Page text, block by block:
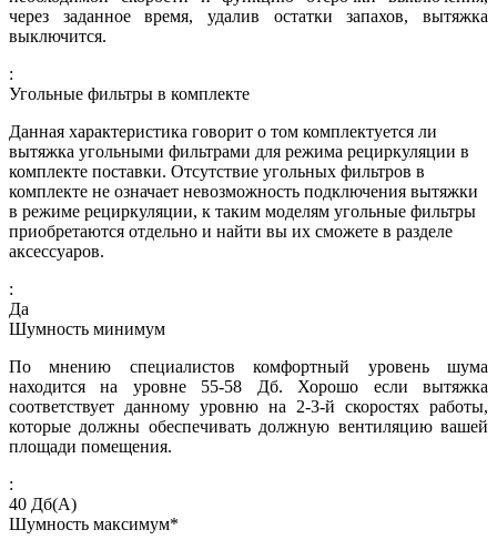
через заданное время, удалив остатки запахов, вытяжка
выключится.
:
Угольные фильтры в комплекте
Данная характеристика говорит о том комплектуется ли
вытяжка угольными фильтрами для режима рециркуляции в
комплекте поставки. Отсутствие угольных фильтров в
комплекте не означает невозможность подключения вытяжки
в режиме рециркуляции, к таким моделям угольные фильтры
приобретаются отдельно и найти вы их сможете в разделе
аксессуаров.
:
Да
Шумность минимум
По мнению специалистов комфортный уровень шума
находится на уровне 55-58 Дб. Хорошо если вытяжка
соответствует данному уровню на 2-3-й скоростях работы,
которые должны обеспечивать должную вентиляцию вашей
площади помещения.
:
40 Дб(А)
Шумность максимум*